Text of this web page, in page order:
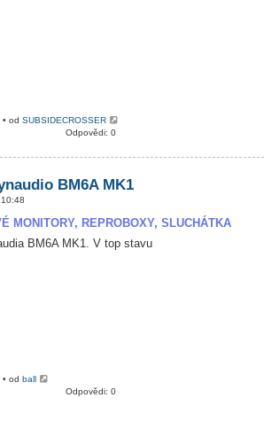
od SUBSIDECROSSER
Odpovědi: 0
BM6A MK1
MONITORY, REPROBOXY, SLUCHÁTKA
BM6A MK1. V top stavu
od ball
Odpovědi: 0